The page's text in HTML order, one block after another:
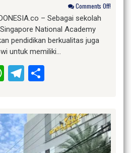
Comments Off!
– Sebagai sekolah
National Academy
pendidikan berkualitas juga
untuk memiliki…
WhatsApp
Telegram